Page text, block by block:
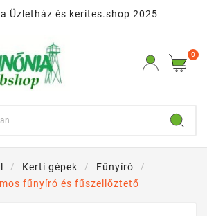
Üzletház és kerites.shop 2025
0
Kerti gépek
Fűnyíró
fűnyíró és fűszellőztető